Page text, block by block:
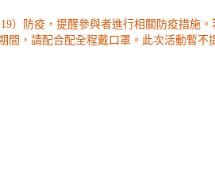
）防疫，提醒參與者進行相關防疫措施
間，請配合配全程戴口罩。此次活動暫不